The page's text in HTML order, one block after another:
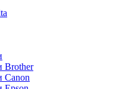
Brother
Canon